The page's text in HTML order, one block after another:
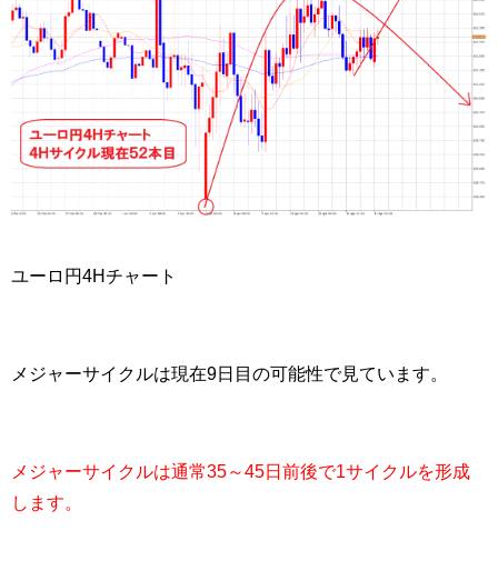
ユーロ円4Hチャート
メジャーサイクルは現在9日目の可能性で見ています。
メジャーサイクルは通常35～45日前後で1サイクルを形成
します。